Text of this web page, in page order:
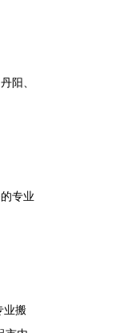
阳、
专业
业搬